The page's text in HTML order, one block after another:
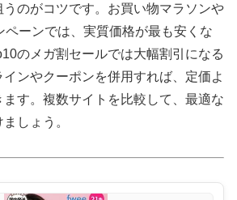
うのがコツです。お買い物マラソンや
ペーンでは、実質価格が最も安くな
のメガ割セールでは大幅割引になる
ンやクーポンを併用すれば、定価よ
ます。複数サイトを比較して、最適な
しょう。